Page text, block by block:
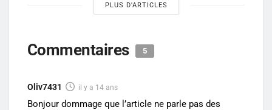
PLUS D'ARTICLES
Commentaires 5
Oliv7431 il y a 14 ans
Bonjour dommage que l’article ne parle pas des